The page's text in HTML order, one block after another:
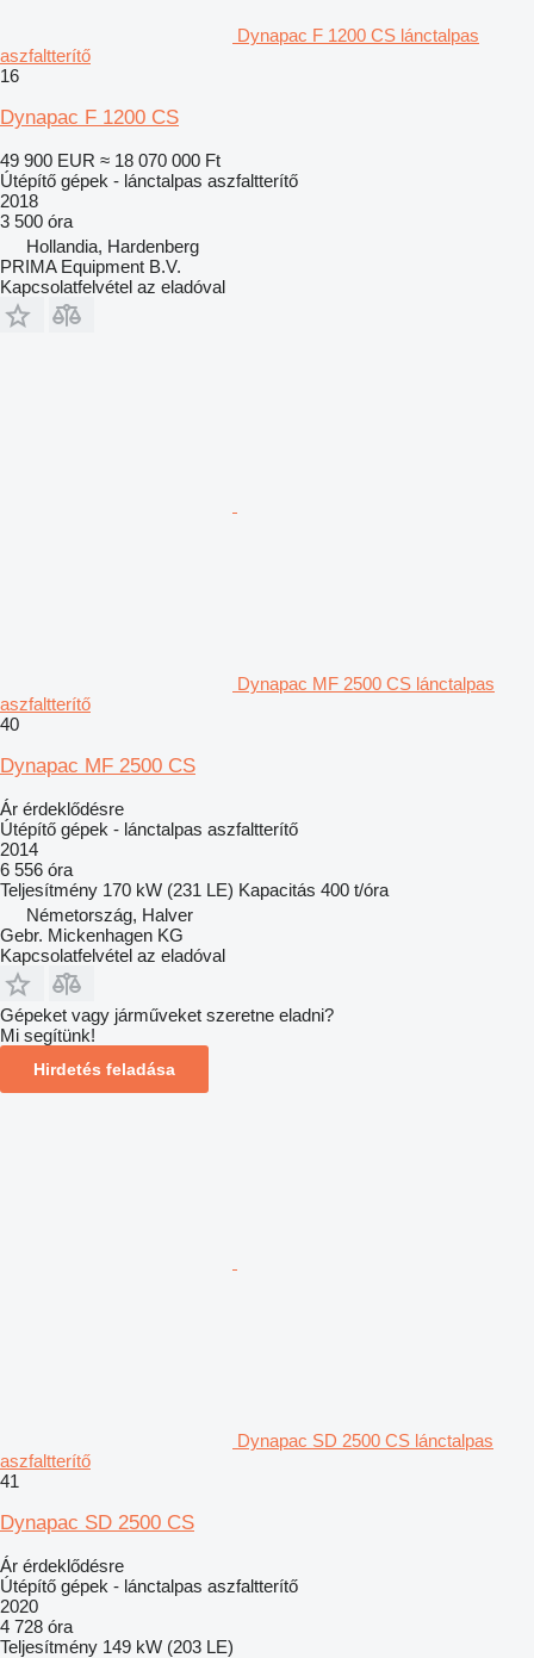
Dynapac F 1200 CS lánctalpas
aszfaltterítő
16
Dynapac F 1200 CS
49 900 EUR ≈ 18 070 000 Ft
Útépítő gépek - lánctalpas aszfaltterítő
2018
3 500 óra
Hollandia, Hardenberg
PRIMA Equipment B.V.
Kapcsolatfelvétel az eladóval
Dynapac MF 2500 CS lánctalpas
aszfaltterítő
40
Dynapac MF 2500 CS
Ár érdeklődésre
Útépítő gépek - lánctalpas aszfaltterítő
2014
6 556 óra
Teljesítmény 170 kW (231 LE) Kapacitás 400 t/óra
Németország, Halver
Gebr. Mickenhagen KG
Kapcsolatfelvétel az eladóval
Gépeket vagy járműveket szeretne eladni?
Mi segítünk!
Hirdetés feladása
Dynapac SD 2500 CS lánctalpas
aszfaltterítő
41
Dynapac SD 2500 CS
Ár érdeklődésre
Útépítő gépek - lánctalpas aszfaltterítő
2020
4 728 óra
Teljesítmény 149 kW (203 LE)